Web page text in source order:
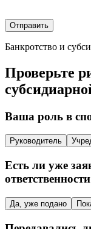
Банкротство и
Проверьте
Ваша роль в
Руководитель
Есть ли уже
Да, уже подано